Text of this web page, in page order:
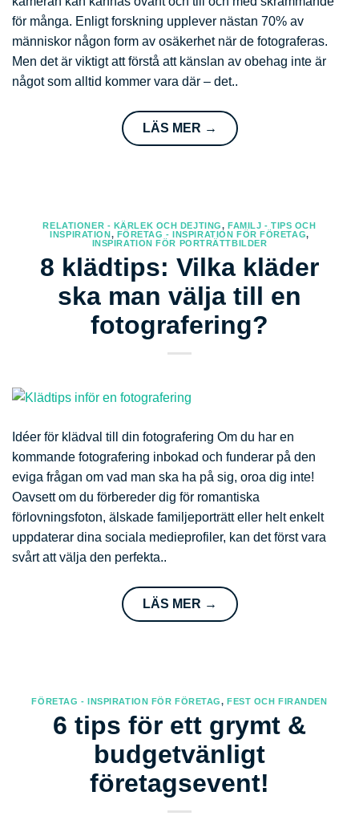
för många. Enligt forskning upplever nästan 70% av
människor någon form av osäkerhet när de fotograferas.
Men det är viktigt att förstå att känslan av obehag inte är
något som alltid kommer vara där – det..
LÄS MER →
RELATIONER - KÄRLEK OCH DEJTING, FAMILJ - TIPS OCH
INSPIRATION, FÖRETAG - INSPIRATION FÖR FÖRETAG,
INSPIRATION FÖR PORTRÄTTBILDER
8 klädtips: Vilka kläder
ska man välja till en
fotografering?
Idéer för klädval till din fotografering Om du har en
kommande fotografering inbokad och funderar på den
eviga frågan om vad man ska ha på sig, oroa dig inte!
Oavsett om du förbereder dig för romantiska
förlovningsfoton, älskade familjeporträtt eller helt enkelt
uppdaterar dina sociala medieprofiler, kan det först vara
svårt att välja den perfekta..
LÄS MER →
FÖRETAG - INSPIRATION FÖR FÖRETAG,FEST OCH FIRANDEN
6 tips för ett grymt &
budgetvänligt
företagsevent!